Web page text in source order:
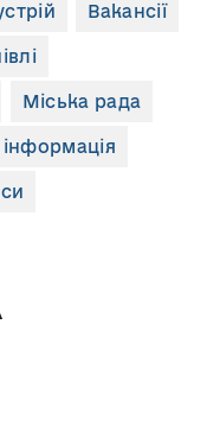
Вакансії
Міська рада